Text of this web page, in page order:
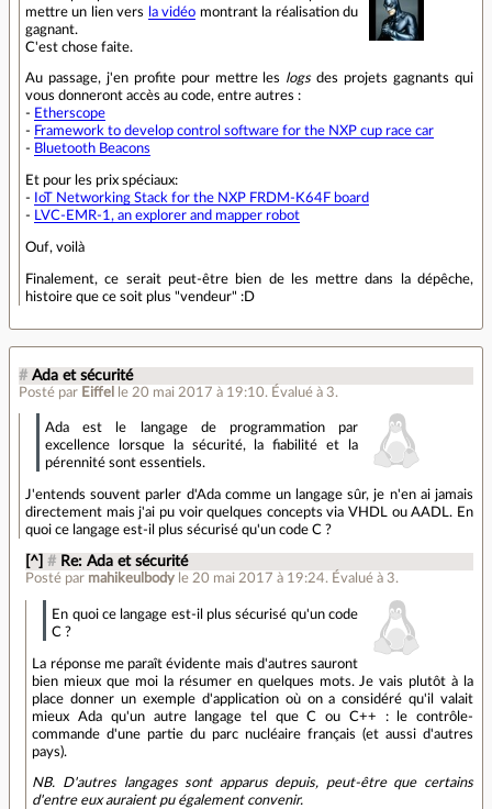
mettre un lien vers
la vidéo montrant la réalisation du
gagnant.
C'est chose faite.
Au passage, j'en profite pour mettre les logsdes projets gagnants qui
vous donneront accès au code, entre autres :
- Etherscope
- Framework to develop control software for the NXP cup race car
- Bluetooth Beacons
Et pour les prix spéciaux:
-
IoT Networking Stack for the NXP FRDM-K64F board
-
LVC-EMR-1, an explorer and mapper robot
Ouf, voilà
Finalement, ce serait peut-être bien de les mettre dans la dépêche,
histoire que ce soit plus "vendeur" :D
# Ada et sécurité
Posté par Eiffel le 20 mai 2017 à 19:10. Évalué à 3.
Ada est le langage de programmation par
excellence lorsque la sécurité, la fiabilité et la
pérennité sont essentiels.
J'entends souvent parler d'Ada comme un langage sûr, je n'en ai jamais
directement mais j'ai pu voir quelques concepts via VHDL ou AADL. En
quoi ce langage est-il plus sécurisé qu'un code C ?
[^] # Re: Ada et sécurité
Posté par mahikeulbody le 20 mai 2017 à 19:24. Évalué à 3.
En quoi ce langage est-il plus sécurisé qu'un code
C ?
La réponse me paraît évidente mais d'autres sauront
bien mieux que moi la résumer en quelques mots. Je vais plutôt à la
place donner un exemple d'application où on a considéré qu'il valait
mieux Ada qu'un autre langage tel que C ou C++ : le contrôle-
commande d'une partie du parc nucléaire français (et aussi d'autres
pays).
NB. D'autres langages sont apparus depuis, peut-être que certains
d'entre eux auraient pu également convenir.